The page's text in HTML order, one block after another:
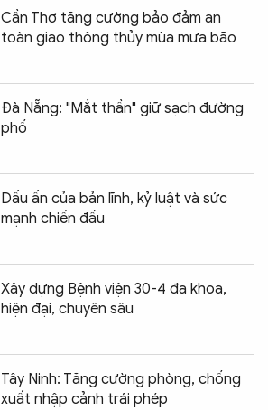
Cần Thơ tăng cường bảo đảm an
toàn giao thông thủy mùa mưa bão
Đà Nẵng: "Mắt thần" giữ sạch đường
phố
Dấu ấn của bản lĩnh, kỷ luật và sức
mạnh chiến đấu
Xây dựng Bệnh viện 30-4 đa khoa,
hiện đại, chuyên sâu
Tây Ninh: Tăng cường phòng, chống
xuất nhập cảnh trái phép